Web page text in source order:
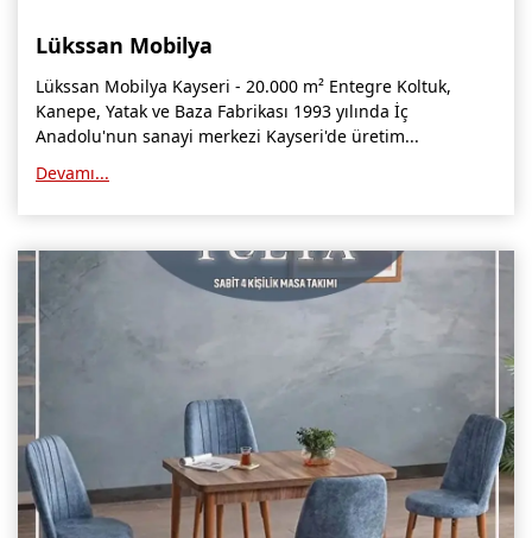
Lükssan Mobilya
Lükssan Mobilya Kayseri - 20.000 m² Entegre Koltuk,
Kanepe, Yatak ve Baza Fabrikası 1993 yılında İç
Anadolu'nun sanayi merkezi Kayseri'de üretim...
Devamı...